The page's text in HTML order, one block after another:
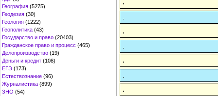
География (5275)
Геодезия (30)
Геология (1222)
Геополитика (43)
Государство и право (20403)
Гражданское право и процесс (465)
Делопроизводство (19)
Деньги и кредит (108)
ЕГЭ (173)
Естествознание (96)
Журналистика (899)
ЗНО (54)
.
.
.
.